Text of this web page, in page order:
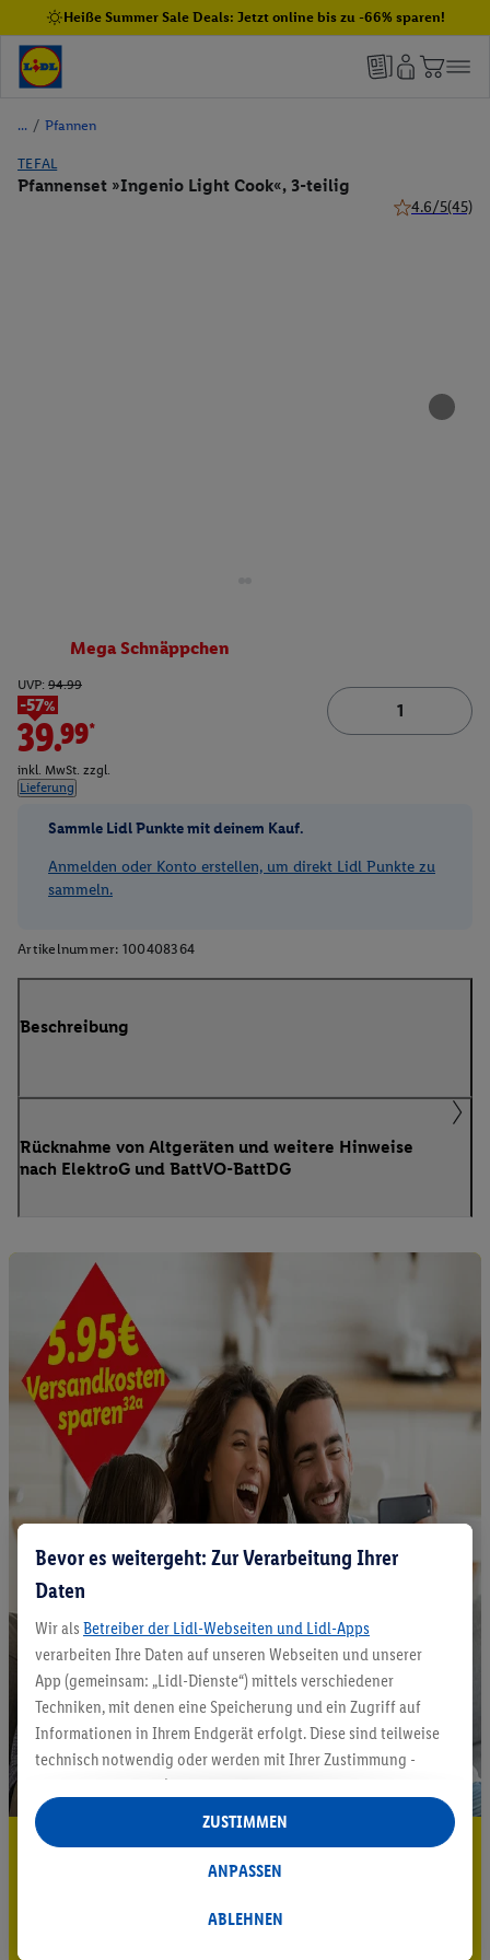
Heiße Summer Sale Deals: Jetzt online bis zu -66% sparen!
/ Pfannen
TEFAL
Pfannenset »Ingenio Light Cook«, 3-teilig
4.6/5(45)
Mega Schnäppchen
UVP: 94.99
-57%
39.99*
inkl. MwSt. zzgl.
Lieferung
Sammle Lidl Punkte mit deinem Kauf.
Anmelden oder Konto erstellen, um direkt Lidl Punkte zu
sammeln.
Artikelnummer: 100408364
Beschreibung
Rücknahme von Altgeräten und weitere Hinweise
nach ElektroG und BattVO-BattDG
5.95 € Versand sparen³²ᵃ
Bevor es weitergeht: Zur Verarbeitung Ihrer
Daten
Wir als Betreiber der Lidl-Webseiten und Lidl-Apps
verarbeiten Ihre Daten auf unseren Webseiten und unserer
App (gemeinsam: „Lidl-Dienste“) mittels verschiedener
Techniken, mit denen eine Speicherung und ein Zugriff auf
Informationen in Ihrem Endgerät erfolgt. Diese sind teilweise
technisch notwendig oder werden mit Ihrer Zustimmung -
auch durch Partner (u.a.
Verantwortliche; im Zusammenhang mit dem IAB TCF
insgesamt
Statistik-Erstellung oder für personalisierte Werbung
Datenverarbeitungen für personalisierte Werbung werden
ABLEHNEN
ANPASSEN
ZUSTIMMEN